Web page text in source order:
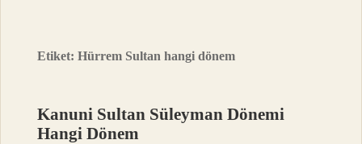
Etiket:Hürrem Sultan hangi dönem
Kanuni Sultan Süleyman Dönemi
Hangi Dönem